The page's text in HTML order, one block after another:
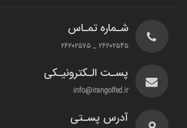
شـماره تمـاس
۲۶۲۰۲۵۴۵ _ ۲۶۲۰۲۵۷۵
پسـت الـکترونیـکی
info@irangolfed.ir
آدرس پسـتی